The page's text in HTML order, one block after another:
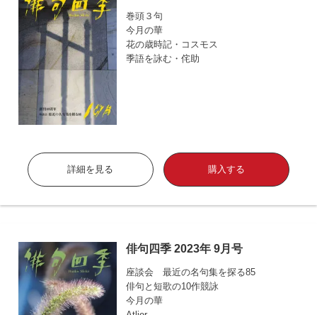
巻頭３句
今月の華
花の歳時記・コスモス
季語を詠む・侘助
詳細を見る 購入する
俳句四季 2023年 9月号
座談会 最近の名句集を探る85
俳句と短歌の10作競詠
今月の華